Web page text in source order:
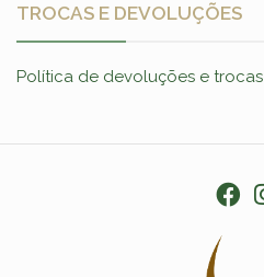
TROCAS E DEVOLUÇÕES
Política de devoluções e trocas